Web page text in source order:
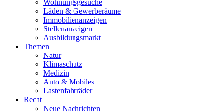
Wohnungsgesuche
Läden & Gewerberäume
Immobilienanzeigen
Stellenanzeigen
Ausbildungsmarkt
Themen
Natur
Klimaschutz
Medizin
Auto & Mobiles
Lastenfahrräder
Recht
Neue Nachrichten